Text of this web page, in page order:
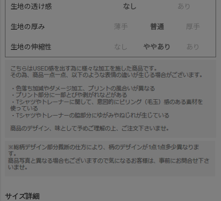
生地の透け感 なし あ り
生地の厚み 薄手 普通 厚手
生地の伸縮性 な し ややあり あ り
サイズ詳細